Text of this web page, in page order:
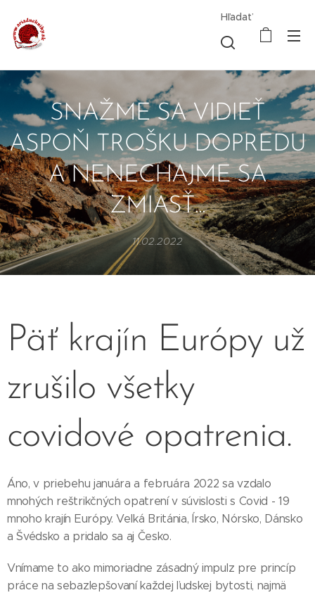
Hľadať
SNAŽME SA VIDIEŤ
ASPOŇ TROŠKU DOPREDU
A NENECHAJME SA
ZMIASŤ...
11.02.2022
Päť krajín Európy už
zrušilo všetky
covidové opatrenia.
Áno, v priebehu januára a februára 2022 sa vzdalo
mnohých reštrikčných opatrení v súvislosti s Covid - 19
mnoho krajín Európy. Veľká Británia, Írsko, Nórsko, Dánsko
a Švédsko a pridalo sa aj Česko.
Vnímame to ako mimoriadne zásadný impulz pre princíp
práce na sebazlepšovaní každej ľudskej bytosti, najmä